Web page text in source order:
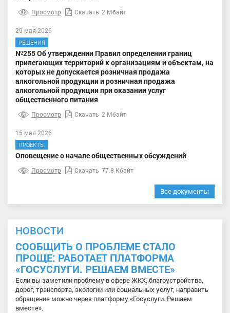
Просмотр Скачать 2 Мбайт
29 мая 2026
РЕШЕНИЯ
№255 Об утверждении Правил определении границ
прилегающих территорий к организациям и объектам, на
которых не допускается розничная продажа
алкогольной продукции и розничная продажа
алкогольной продукции при оказании услуг
общественного питания
Просмотр Скачать 2 Мбайт
15 мая 2026
ПРОЕКТЫ
Оповещение о начале общественных обсуждений
Просмотр Скачать 77.8 Кбайт
Все документы
НОВОСТИ
СООБЩИТЬ О ПРОБЛЕМЕ СТАЛО
ПРОЩЕ: РАБОТАЕТ ПЛАТФОРМА
«ГОСУСЛУГИ. РЕШАЕМ ВМЕСТЕ»
Если вы заметили проблему в сфере ЖКХ, благоустройства,
дорог, транспорта, экологии или социальных услуг, направить
обращение можно через платформу «Госуслуги. Решаем
вместе».